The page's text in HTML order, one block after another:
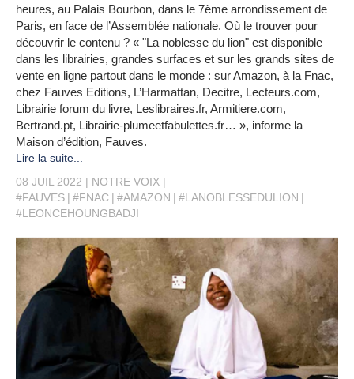
heures, au Palais Bourbon, dans le 7ème arrondissement de
Paris, en face de l’Assemblée nationale. Où le trouver pour
découvrir le contenu ? « "La noblesse du lion" est disponible
dans les librairies, grandes surfaces et sur les grands sites de
vente en ligne partout dans le monde : sur Amazon, à la Fnac,
chez Fauves Editions, L’Harmattan, Decitre, Lecteurs.com,
Librairie forum du livre, Leslibraires.fr, Armitiere.com,
Bertrand.pt, Librairie-plumeetfabulettes.fr… », informe la
Maison d’édition, Fauves.
Lire la suite...
08 JUIL 2022
NOTRE VOIX
#FAUVES
#FNAC #AMAZON
#LANOBLESSEDULION
#LEONCEHOUNGBADJI